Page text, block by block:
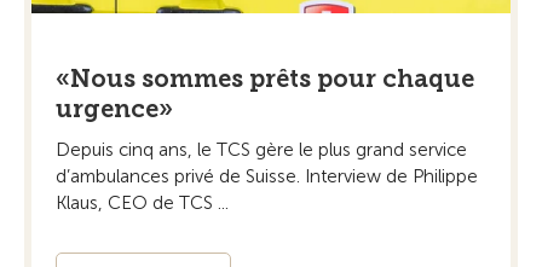
«Nous sommes prêts pour chaque
urgence»
Depuis cinq ans, le TCS gère le plus grand service
d’ambulances privé de Suisse. Interview de Philippe
Klaus, CEO de TCS ...